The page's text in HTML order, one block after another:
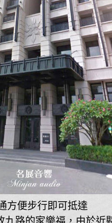
方便步行即可抵達